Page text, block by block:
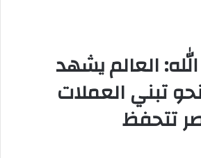
العالم يشهد
تبني العملات
تتحفظ